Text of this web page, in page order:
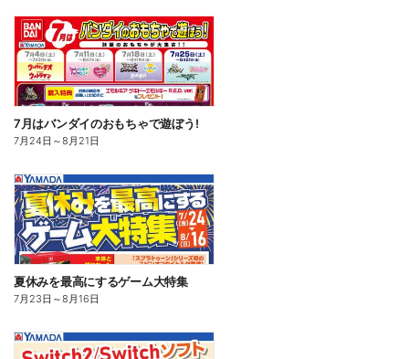
7月はバンダイのおもちゃで遊ぼう!
7月24日 ～8月21日
夏休みを最高にするゲーム大特集
7月23日 ～8月16日